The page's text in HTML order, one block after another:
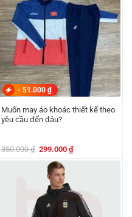
- 51.000 ₫
Muốn may áo khoác thiết kế theo
yêu cầu đến đâu?
350.000₫ Giá
là:
350.000 ₫.
299.000₫Giá